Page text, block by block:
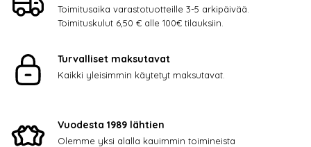
Toimitusaika varastotuotteille 3-5 arkipäivää.
Toimituskulut 6,50 € alle 100€ tilauksiin.
Turvalliset maksutavat
Kaikki yleisimmin käytetyt maksutavat.
Vuodesta 1989 lähtien
Olemme yksi alalla kauimmin toimineista